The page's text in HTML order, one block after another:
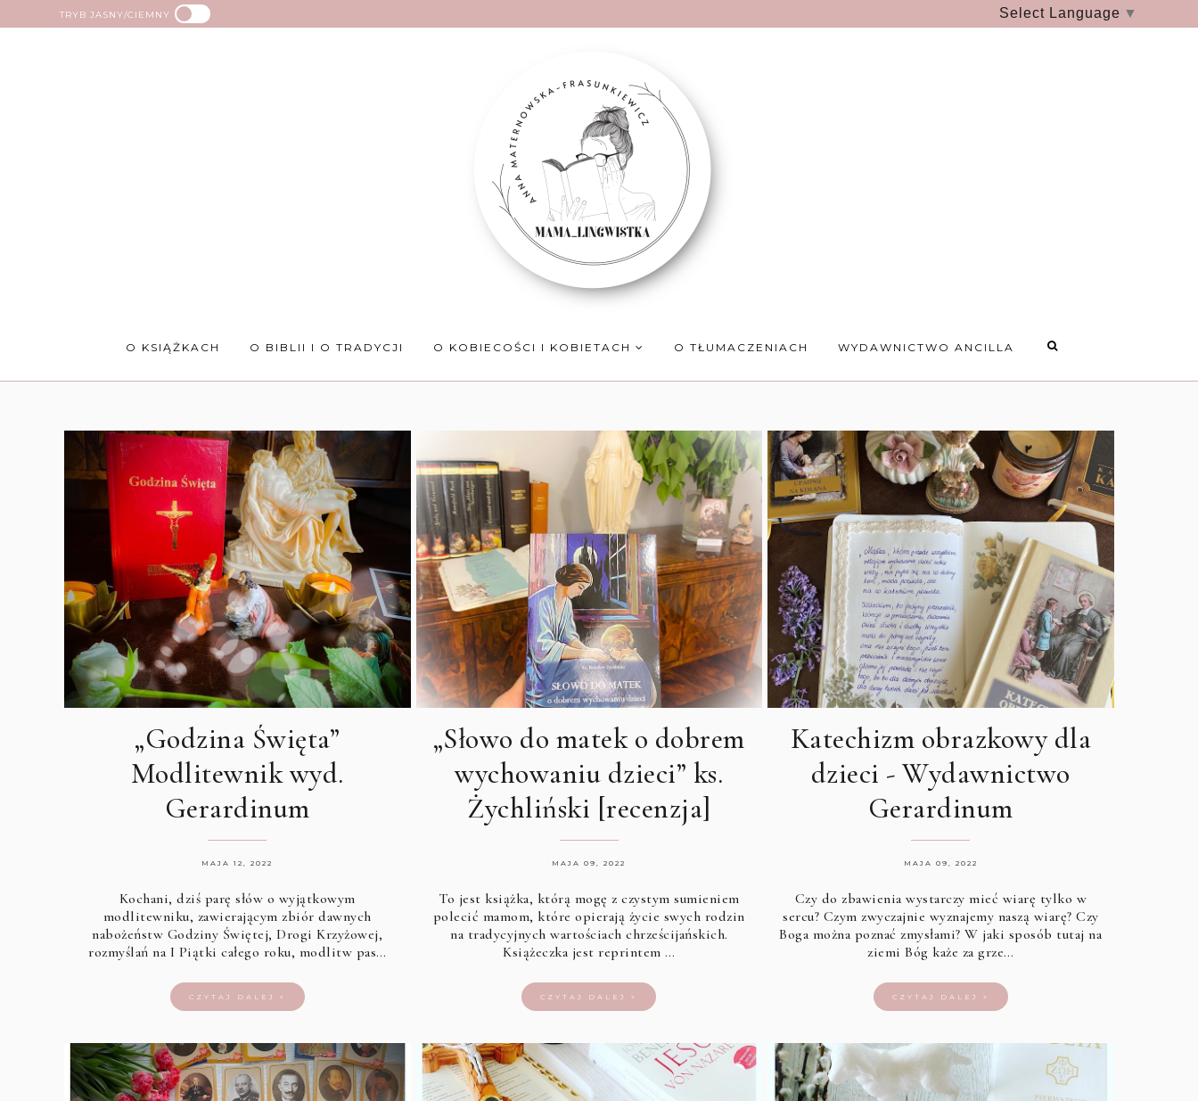
TRYB JASNY/CIEMNY Select Language ▼
O KSIĄŻKACH O BIBLII I O TRADYCJI O KOBIECOŚCI I KOBIETACH O TŁUMACZENIACH WYDAWNICTWO ANCILLA
„Godzina Święta”
Modlitewnik wyd.
Gerardinum
MAJA 12, 2022
Kochani, dziś parę słów o wyjątkowym
modlitewniku, zawierającym zbiór dawnych
nabożeństw Godziny Świętej, Drogi Krzyżowej,
rozmyślań na I Piątki całego roku, modlitw pas…
CZYTAJ DALEJ »
„Słowo do matek o dobrem
wychowaniu dzieci” ks.
Żychliński [recenzja]
MAJA 09, 2022
To jest książka, którą mogę z czystym sumieniem
polecić mamom, które opierają życie swych rodzin
na tradycyjnych wartościach chrześcijańskich.
Książeczka jest reprintem …
CZYTAJ DALEJ »
Katechizm obrazkowy dla
dzieci - Wydawnictwo
Gerardinum
MAJA 09, 2022
Czy do zbawienia wystarczy mieć wiarę tylko w
sercu? Czym zwyczajnie wyznajemy naszą wiarę? Czy
Boga można poznać zmysłami? W jaki sposób tutaj na
ziemi Bóg każe za grze…
CZYTAJ DALEJ »